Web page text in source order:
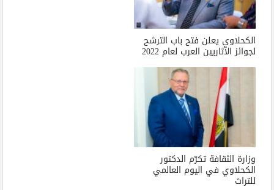
الكحلاوي يعلن فتح باب الترشح
لجوائز الآثاريين العرب لعام 2022
وزارة الثقافة تكرّم الدكتور
الكحلاوي في اليوم العالمي
للتراث